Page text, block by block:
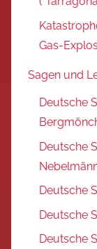
Gas-
Sagen und
Deutsche
Deutsche
Deutsche
Deutsche
Deutsche